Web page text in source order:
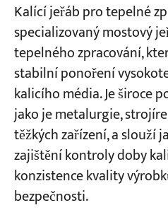
Kalící jeřáb pro tepelné
specializovaný mostový
tepelného zpracování,
stabilní ponoření
kalicího média. Je široce
jako je metalurgie,
těžkých zařízení, a slouží
zajištění kontroly doby
konzistence kvality
bezpečnosti.